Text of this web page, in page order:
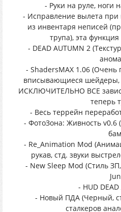
- Руки на руле, ноги
- Исправление вылета при
из инвентаря неписей
трупа), эта
- DEAD AUTUMN 2
- ShadersMAX 1.06 (Очень
вписывающиеся шейдеры,
ИСКЛЮЧИТЕЛЬНО ВСЕ
теперь
- Весь террейн
- ФотоЗона: Живность v0.6
- Re_Animation Mod
рукав, стд. звуки
- New Sleep Mod (Стиль
- HUD
- Новый ПДА (Черный,
сталкеров